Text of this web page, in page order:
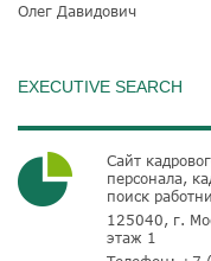
Олег Давидович
EXECUTIVE SEARCH
Сайт
персонала,
поиск
125040, г.
этаж 1